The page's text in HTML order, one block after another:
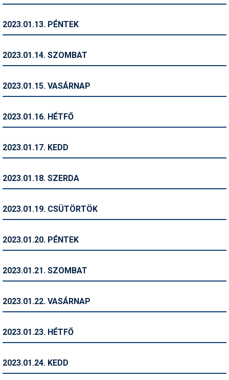
Sífelszerelés
Sífutás
Símánia
Síoktatás
Síszerviz
Sítechnika
Snowboard
Snowboardfelszerelés
Szakértők
Szánkó
Telemark
Téli sportok
Történelem
2023.01.13. PÉNTEK
2023.01.14. SZOMBAT
2023.01.15. VASÁRNAP
2023.01.16. HÉTFŐ
2023.01.17. KEDD
2023.01.18. SZERDA
2023.01.19. CSÜTÖRTÖK
2023.01.20. PÉNTEK
2023.01.21. SZOMBAT
2023.01.22. VASÁRNAP
2023.01.23. HÉTFŐ
2023.01.24. KEDD